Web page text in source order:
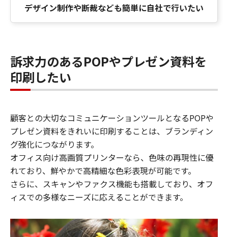
デザイン制作や断裁なども簡単に自社で行いたい
訴求力のあるPOPやプレゼン資料を
印刷したい
顧客との大切なコミュニケーションツールとなるPOPや
プレゼン資料をきれいに印刷することは、ブランディン
グ強化につながります。
オフィス向け高画質プリンターなら、色味の再現性に優
れており、鮮やかで高精細な色彩表現が可能です。
さらに、スキャンやファクス機能も搭載しており、オフ
ィスでの多様なニーズに応えることができます。